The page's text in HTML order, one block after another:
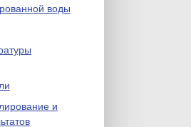
воды
и